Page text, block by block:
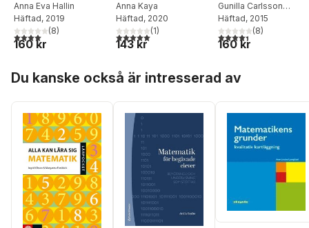
Anna Eva Hallin
Häftad, 2019
4,0utav 5 stjärnor. Totalt antal röster:
(8)
160 kr
vilka och hur kan
undervisningen
organiseras?
Anna Kaya
Häftad, 2020
5,0utav 5 stjärnor. Totalt antal röster:
(1)
143 kr
begåvning
Gunilla Carlsson
Kendall
Häftad, 2015
4,4utav 5 stjärnor.
(8)
160 kr
Du kanske också är intresserad av